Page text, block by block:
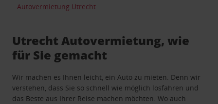
Autovermietung Utrecht
Utrecht Autovermietung, wie
für Sie gemacht
Wir machen es Ihnen leicht, ein Auto zu mieten. Denn wir
verstehen, dass Sie so schnell wie möglich losfahren und
das Beste aus Ihrer Reise machen möchten. Wo auch